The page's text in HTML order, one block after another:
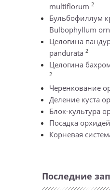
multiflorum 2
Бульбофиллум
Bulbophyllum
Целогина
pandurata 2
Целогина
2
Черенкование
Деление куста
Блок-культура
Посадка
Корневая
Последние